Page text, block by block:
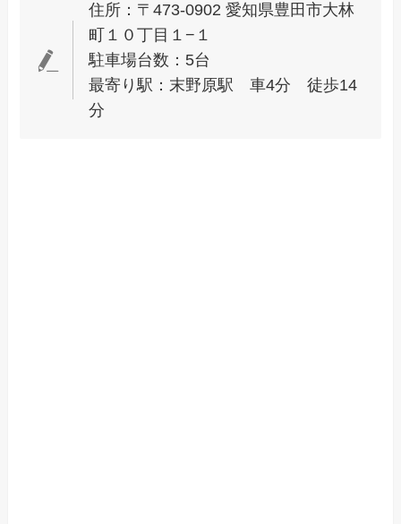
住所：〒473-0902 愛知県豊田市大林
町１０丁目１−１
駐車場台数：5台
最寄り駅：末野原駅 車4分 徒歩14
分